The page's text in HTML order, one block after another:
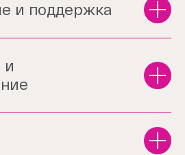
и поддержка
и